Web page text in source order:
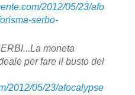
2012/05/23/afo
serbo-
moneta
per fare il busto del
2012/05/23/afocalypse